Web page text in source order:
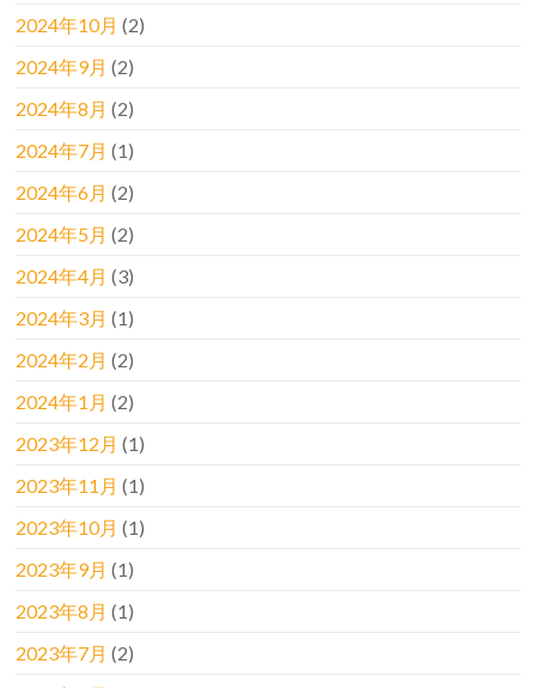
2024年10月 (2)
2024年9月 (2)
2024年8月 (2)
2024年7月 (1)
2024年6月 (2)
2024年5月 (2)
2024年4月 (3)
2024年3月 (1)
2024年2月 (2)
2024年1月 (2)
2023年12月 (1)
2023年11月 (1)
2023年10月 (1)
2023年9月 (1)
2023年8月 (1)
2023年7月 (2)